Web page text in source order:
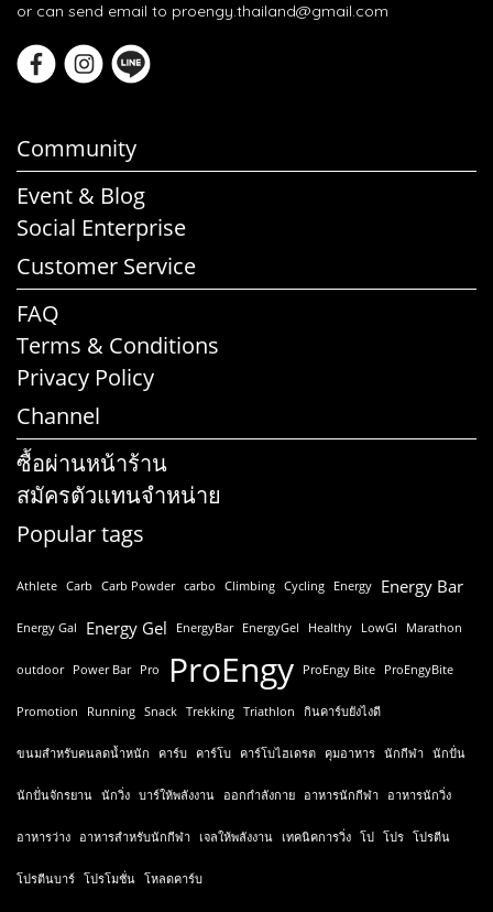
or can send email to proengy.thailand@gmail.com
Community
Event & Blog
Social Enterprise
Customer Service
FAQ
Terms & Conditions
Privacy Policy
Channel
ซื้อผ่านหน้าร้าน
สมัครตัวแทนจำหน่าย
Popular tags
Athlete Carb Carb Powder carbo Climbing Cycling Energy Energy Bar
Energy Gal Energy Gel EnergyBar EnergyGel Healthy LowGI Marathon
outdoor Power Bar Pro ProEngy ProEngy Bite ProEngyBite
Promotion Running Snack Trekking Triathlon กินคาร์บยังไงดี
ขนมสำหรับคนลดน้ำหนัก คาร์บ คาร์โบ คาร์โบไฮเดรต คุมอาหาร นักกีฬา นักปั่น
นักปั่นจักรยาน นักวิ่ง บาร์ให้พลังงาน ออกกำลังกาย อาหารนักกีฬา อาหารนักวิ่ง
อาหารว่าง อาหารสำหรับนักกีฬา เจลให้พลังงาน เทคนิคการวิ่ง โป โปร โปรตีน
โปรตีนบาร์ โปรโมชั่น โหลดคาร์บ